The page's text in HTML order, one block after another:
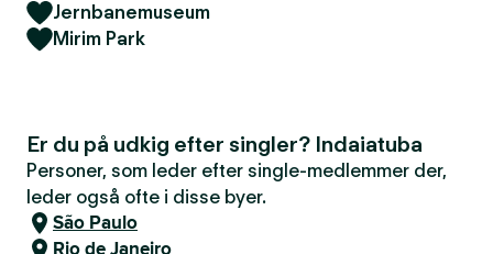
Jernbanemuseum
Mirim Park
Er du på udkig efter singler? Indaiatuba
Personer, som leder efter single-medlemmer der,
leder også ofte i disse byer.
São Paulo